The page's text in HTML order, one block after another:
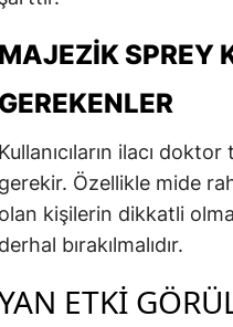
MAJEZIK SPREY
GEREKENLER
Kullanıcıların ilacı
gerekir. Özellikle mide
olan kişilerin dikkatli
derhal bırakılmalıdır.
ETKI